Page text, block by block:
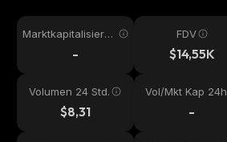
Marktkapitalisieru
-
FDV
$14,55K
Volumen 24 Std.
$8,31
Vol/Mkt Kap 24h
-